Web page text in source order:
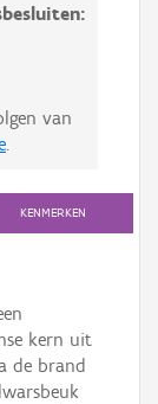
van
KENMERKEN
kern uit
de brand